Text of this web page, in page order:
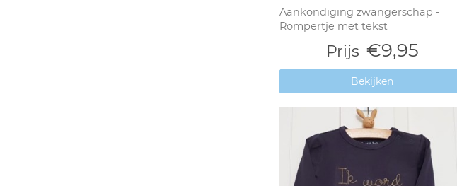
Aankondiging zwangerschap -
Rompertje met tekst
Prijs €9,95
Bekijken